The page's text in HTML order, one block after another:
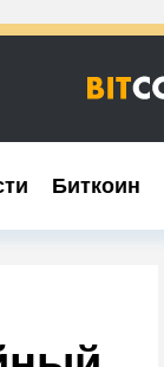
Биткоин
Биткоин